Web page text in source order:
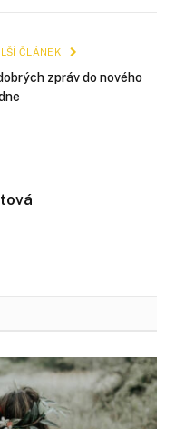
ČLÁNEK
zpráv do nového